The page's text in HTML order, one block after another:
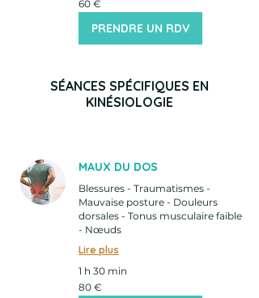
euros
60 €
PRENDRE UN RDV
SÉANCES SPÉCIFIQUES EN
KINÉSIOLOGIE
MAUX DU DOS
Blessures - Traumatismes -
Mauvaise posture - Douleurs
dorsales - Tonus musculaire faible
- Nœuds
Lire plus
1 h 30 min
80
euros
80 €